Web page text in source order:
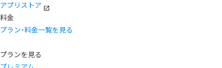
アプリストア
料金
プラン・料金一覧を見る
プランを見る